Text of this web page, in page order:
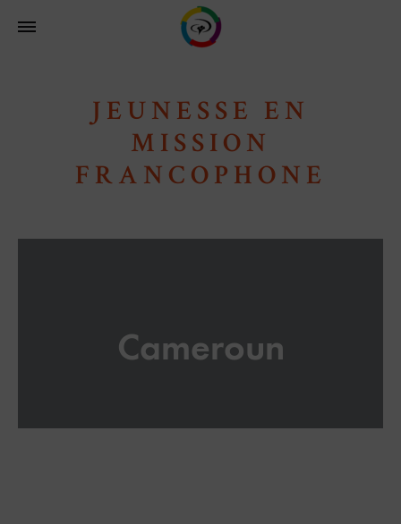
JEUNESSE EN
MISSION
FRANCOPHONE
Cameroun